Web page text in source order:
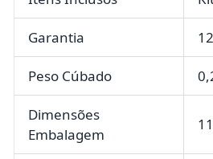
Garantia
Peso Cúbado
Dimensões
Embalagem